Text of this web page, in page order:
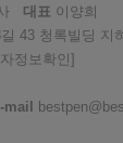
대표 이양희
43 청록빌딩 지
정보확인]
mail